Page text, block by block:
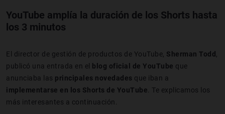
YouTube amplía la duración de los Shorts hasta
los 3 minutos
El director de gestión de productos de YouTube, Sherman Todd
publicó una entrada en el
blog oficial de YouTube que
anunciaba las principales novedades que iban a
implementarse en los Shorts de YouTube . Te explicamos los
más interesantes a continuación.